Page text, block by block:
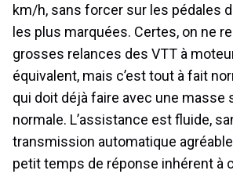
km/h, sans forcer sur les pédales
les plus marquées. Certes, on ne
grosses relances des VTT à
équivalent, mais c’est tout à fait
qui doit déjà faire avec une masse
normale. L’assistance est fluide,
transmission automatique
petit temps de réponse inhérent à